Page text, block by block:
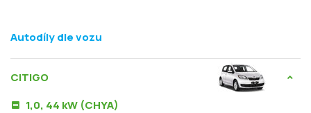
Autodíly dle vozu
CITIGO
1,0, 44 kW (CHYA)